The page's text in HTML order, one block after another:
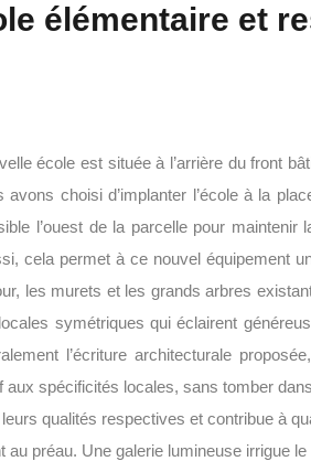
élémentaire et
école est située à l’arrière du front
choisi d’implanter l’école à la
l’ouest de la parcelle pour
cela permet à ce nouvel équipement
les murets et les grands arbres
symétriques qui éclairent
l’écriture architecturale
aux spécificités locales, sans tomber
qualités respectives et contribue à
au préau. Une galerie lumineuse irrigue